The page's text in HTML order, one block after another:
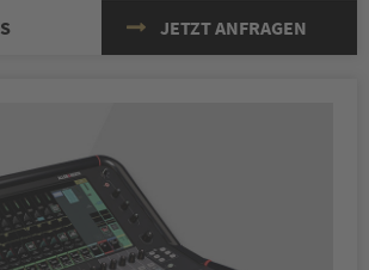
JETZT ANFRAGEN